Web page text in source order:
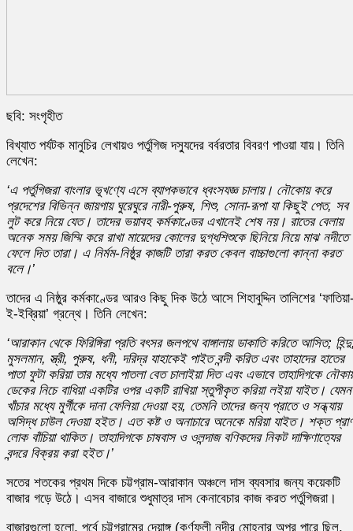
ছবি: সংগৃহীত
বিখ্যাত পর্যটক মানুচির লেখায়ও পর্তুগিজ দস্যুদের বর্বরতার বিবরণ পাওয়া যায়। তিনি
লেখেন:
‘এ পর্তুগিজরা বাংলার ভূখণ্যে এসে ব্যাপকভাবে ধ্বংসযজ্ঞ চালায়। নৌকোয় করে
প্রদেশের বিভিন্ন জায়গায় ঘুরেঘুরে নারী-পুরুষ, শিশু, সোনা-রূপা যা কিছুই পেত, সব
লুট করে নিয়ে যেত। তাদের ভয়াবহ কর্মকাণ্ডের এখানেই শেষ নয়। রাতের বেলায়
অনেক সময় জিম্মি করে রাখা মায়েদের কোলের দুগ্ধশিশুকে ছিনিয়ে নিয়ে মাঝ নদীতে
ফেলে দিত তারা। এ নির্মম-নিষ্ঠুর কাজটি তারা করত কেবল বাচ্চাগুলো কান্না করত
বলে।’
তাদের এ নিষ্ঠুর কর্মকাণ্ডের আরও কিছু দিক উঠে আসে শিহাবুদ্দিন তালিশের
ই-ইব্রিয়া’ গ্রন্থে। তিনি লেখেন:
‘আরাকান থেকে ফিরিঙ্গিরা প্রতি বৎসর জলপথে বাঙ্গালায় ডাকাতি করিতে আসিত;
মুসলমান, স্ত্রী, পুরুষ, ধনী, দরিদ্র যাহাকেই পাইত বন্দী করিত এবং তাহাদের হাতের
পাতা ফুটা করিয়া তার মধ্যে পাতলা বেত চালাইয়া দিত এবং এভাবে তাহাদিগকে
ডেকের নিচে বাধিয়া একটির ওপর একটি রাখিয়া স্তুপীকৃত করিয়া লইয়া যাইত। যেমন
খাঁচার মধ্যে মুর্গীকে দানা ফেলিয়া দেওয়া হয়, তেমনি তাদের জন্য প্রাতে ও সন্ধ্যায়
অসিদ্ধ চাউল দেওয়া হইত। এত কষ্ট ও অনাচারে অনেকে মরিয়া যাইত। শক্ত
লোক বাঁচিয়া থাকিত। তাহাদিগকে চাষবাস ও ওলন্দাজ বণিকদের নিকট দাক্ষিণাত্যের
বন্দরে বিক্রয় করা হইত।’
সতের শতকের প্রথম দিকে চট্টগ্রাম-আরাকান অঞ্চলে দাস ব্যবসার জন্য কয়েকটি
বাজার গড়ে উঠে। এসব বাজারে শুধুমাত্র দাস কেনাবেচার কাজ করত পর্তুগিজরা।
বাজারগুলো হলো, পূর্বে চট্টগ্রামের দেয়াঙ্গ (কর্ণফুলী নদীর মোহনার অপর পারে ছিল,